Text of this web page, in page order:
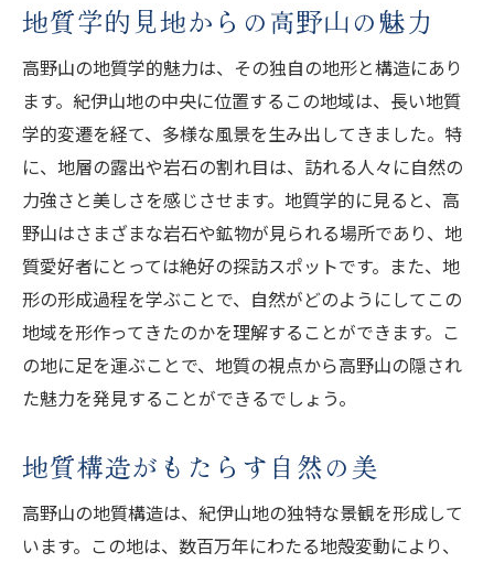
地質学的見地からの高野山の魅力
高野山の地質学的魅力は、その独自の地形と構造にあり
ます。紀伊山地の中央に位置するこの地域は、長い地質
学的変遷を経て、多様な風景を生み出してきました。特
に、地層の露出や岩石の割れ目は、訪れる人々に自然の
力強さと美しさを感じさせます。地質学的に見ると、高
野山はさまざまな岩石や鉱物が見られる場所であり、地
質愛好者にとっては絶好の探訪スポットです。また、地
形の形成過程を学ぶことで、自然がどのようにしてこの
地域を形作ってきたのかを理解することができます。こ
の地に足を運ぶことで、地質の視点から高野山の隠され
た魅力を発見することができるでしょう。
地質構造がもたらす自然の美
高野山の地質構造は、紀伊山地の独特な景観を形成して
います。この地は、数百万年にわたる地殻変動により、